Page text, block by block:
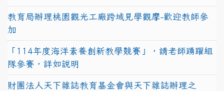
教育局辦理桃園觀光工廠跨域見學觀摩-歡迎教師參
加
「114年度海洋素養創新教學競賽」，請老師踴躍組
隊參賽，詳如說明
財團法人天下雜誌教育基金會與天下雜誌辦理之